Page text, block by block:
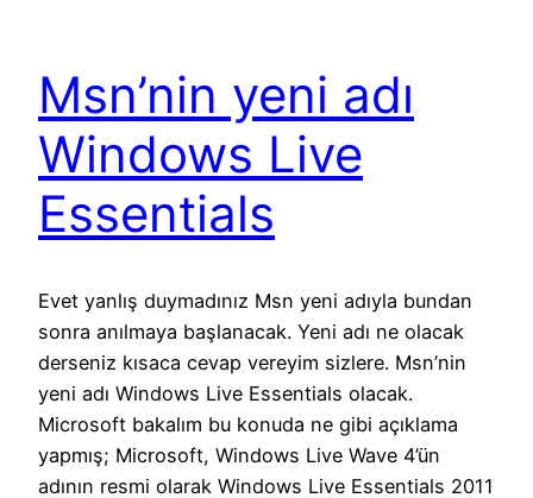
Msn’nin yeni adı
Windows Live
Essentials
Evet yanlış duymadınız Msn yeni adıyla bundan
sonra anılmaya başlanacak. Yeni adı ne olacak
derseniz kısaca cevap vereyim sizlere. Msn’nin
yeni adı Windows Live Essentials olacak.
Microsoft bakalım bu konuda ne gibi açıklama
yapmış; Microsoft, Windows Live Wave 4’ün
adının resmi olarak Windows Live Essentials 2011